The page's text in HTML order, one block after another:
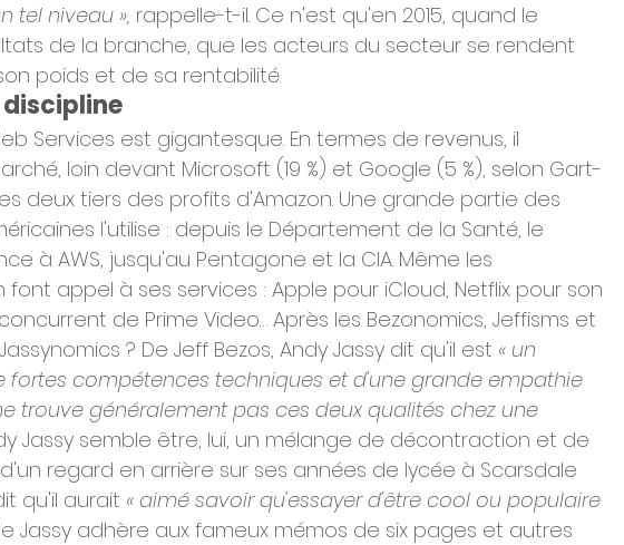
tel niveau », rappelle-t-il. Ce n'est qu'en 2015, quand le
de la branche, que les acteurs du secteur se rendent
poids et de sa rentabilité.
Services est gigantesque. En termes de revenus, il
loin devant Microsoft (19 %) et Google (5 %), selon Gart-
deux tiers des profits d'Amazon. Une grande partie des
l'utilise : depuis le Département de la Santé, le
à AWS, jusqu'au Pentagone et la CIA. Même les
appel à ses services : Apple pour iCloud, Netflix pour son
de Prime Video… Après les Bezonomics, Jeffisms et
? De Jeff Bezos, Andy Jassy dit qu'il est « un
fortes compétences techniques et d'une grande empathie
trouve généralement pas ces deux qualités chez une
Jassy semble être, lui, un mélange de décontraction et de
regard en arrière sur ses années de lycée à Scarsdale
qu'il aurait « aimé savoir qu'essayer d'être cool ou populaire
Jassy adhère aux fameux mémos de six pages et autres